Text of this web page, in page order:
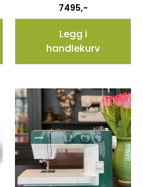
7495,-
Legg i
handlekurv